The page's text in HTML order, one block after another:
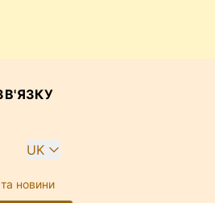
UK
та новини